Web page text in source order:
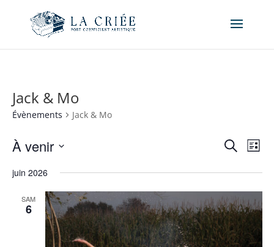
Jack & Mo
Évènements Jack & Mo
de
vues
Recherche
de
Liste
À venir
une
juin 2026
SAM
6